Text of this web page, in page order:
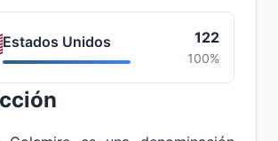
Estados Unidos 122
100%